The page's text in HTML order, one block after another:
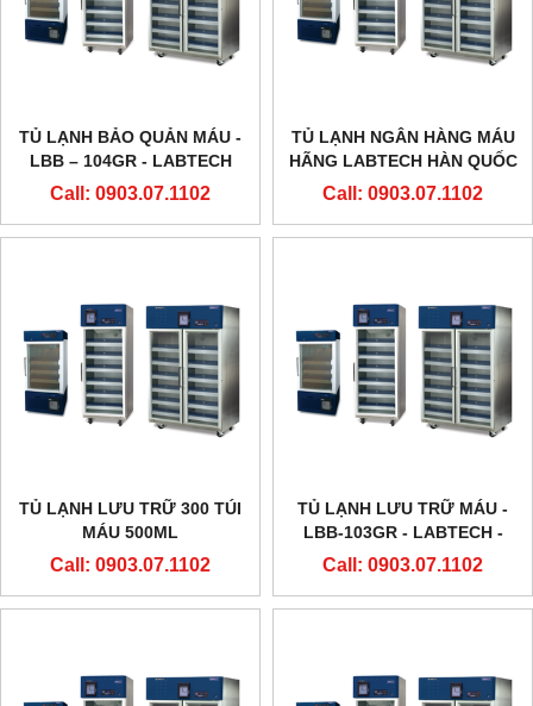
TỦ LẠNH BẢO QUẢN MÁU -
LBB – 104GR - LABTECH
HẢN QUỐC
Call: 0903.07.1102
TỦ LẠNH NGÂN HÀNG MÁU
HÃNG LABTECH HÀN QUỐC
Call: 0903.07.1102
TỦ LẠNH LƯU TRỮ 300 TÚI
MÁU 500ML
Call: 0903.07.1102
TỦ LẠNH LƯU TRỮ MÁU -
LBB-103GR - LABTECH -
HẢN QUỐC
Call: 0903.07.1102